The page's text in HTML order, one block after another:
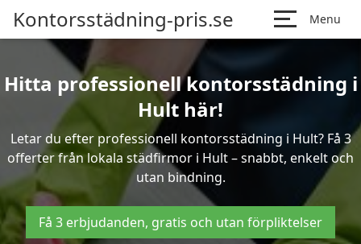
Kontorsstädning-pris.se Menu
Hitta professionell kontorsstädning i
Hult här!
Letar du efter professionell kontorsstädning i Hult? Få 3
offerter från lokala städfirmor i Hult – snabbt, enkelt och
utan bindning.
Få 3 erbjudanden, gratis och utan förpliktelser